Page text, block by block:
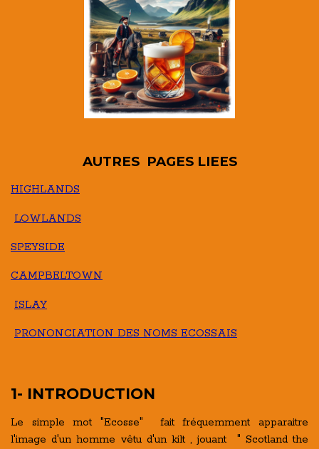
AUTRES PAGES LIEES
HIGHLANDS
LOWLANDS
SPEYSIDE
CAMPBELTOWN
ISLAY
PRONONCIATION DES NOMS ECOSSAIS
1- INTRODUCTION
Le simple mot "Ecosse" fait fréquemment apparaitre
l'image d'un homme vêtu d'un kilt , jouant " Scotland the